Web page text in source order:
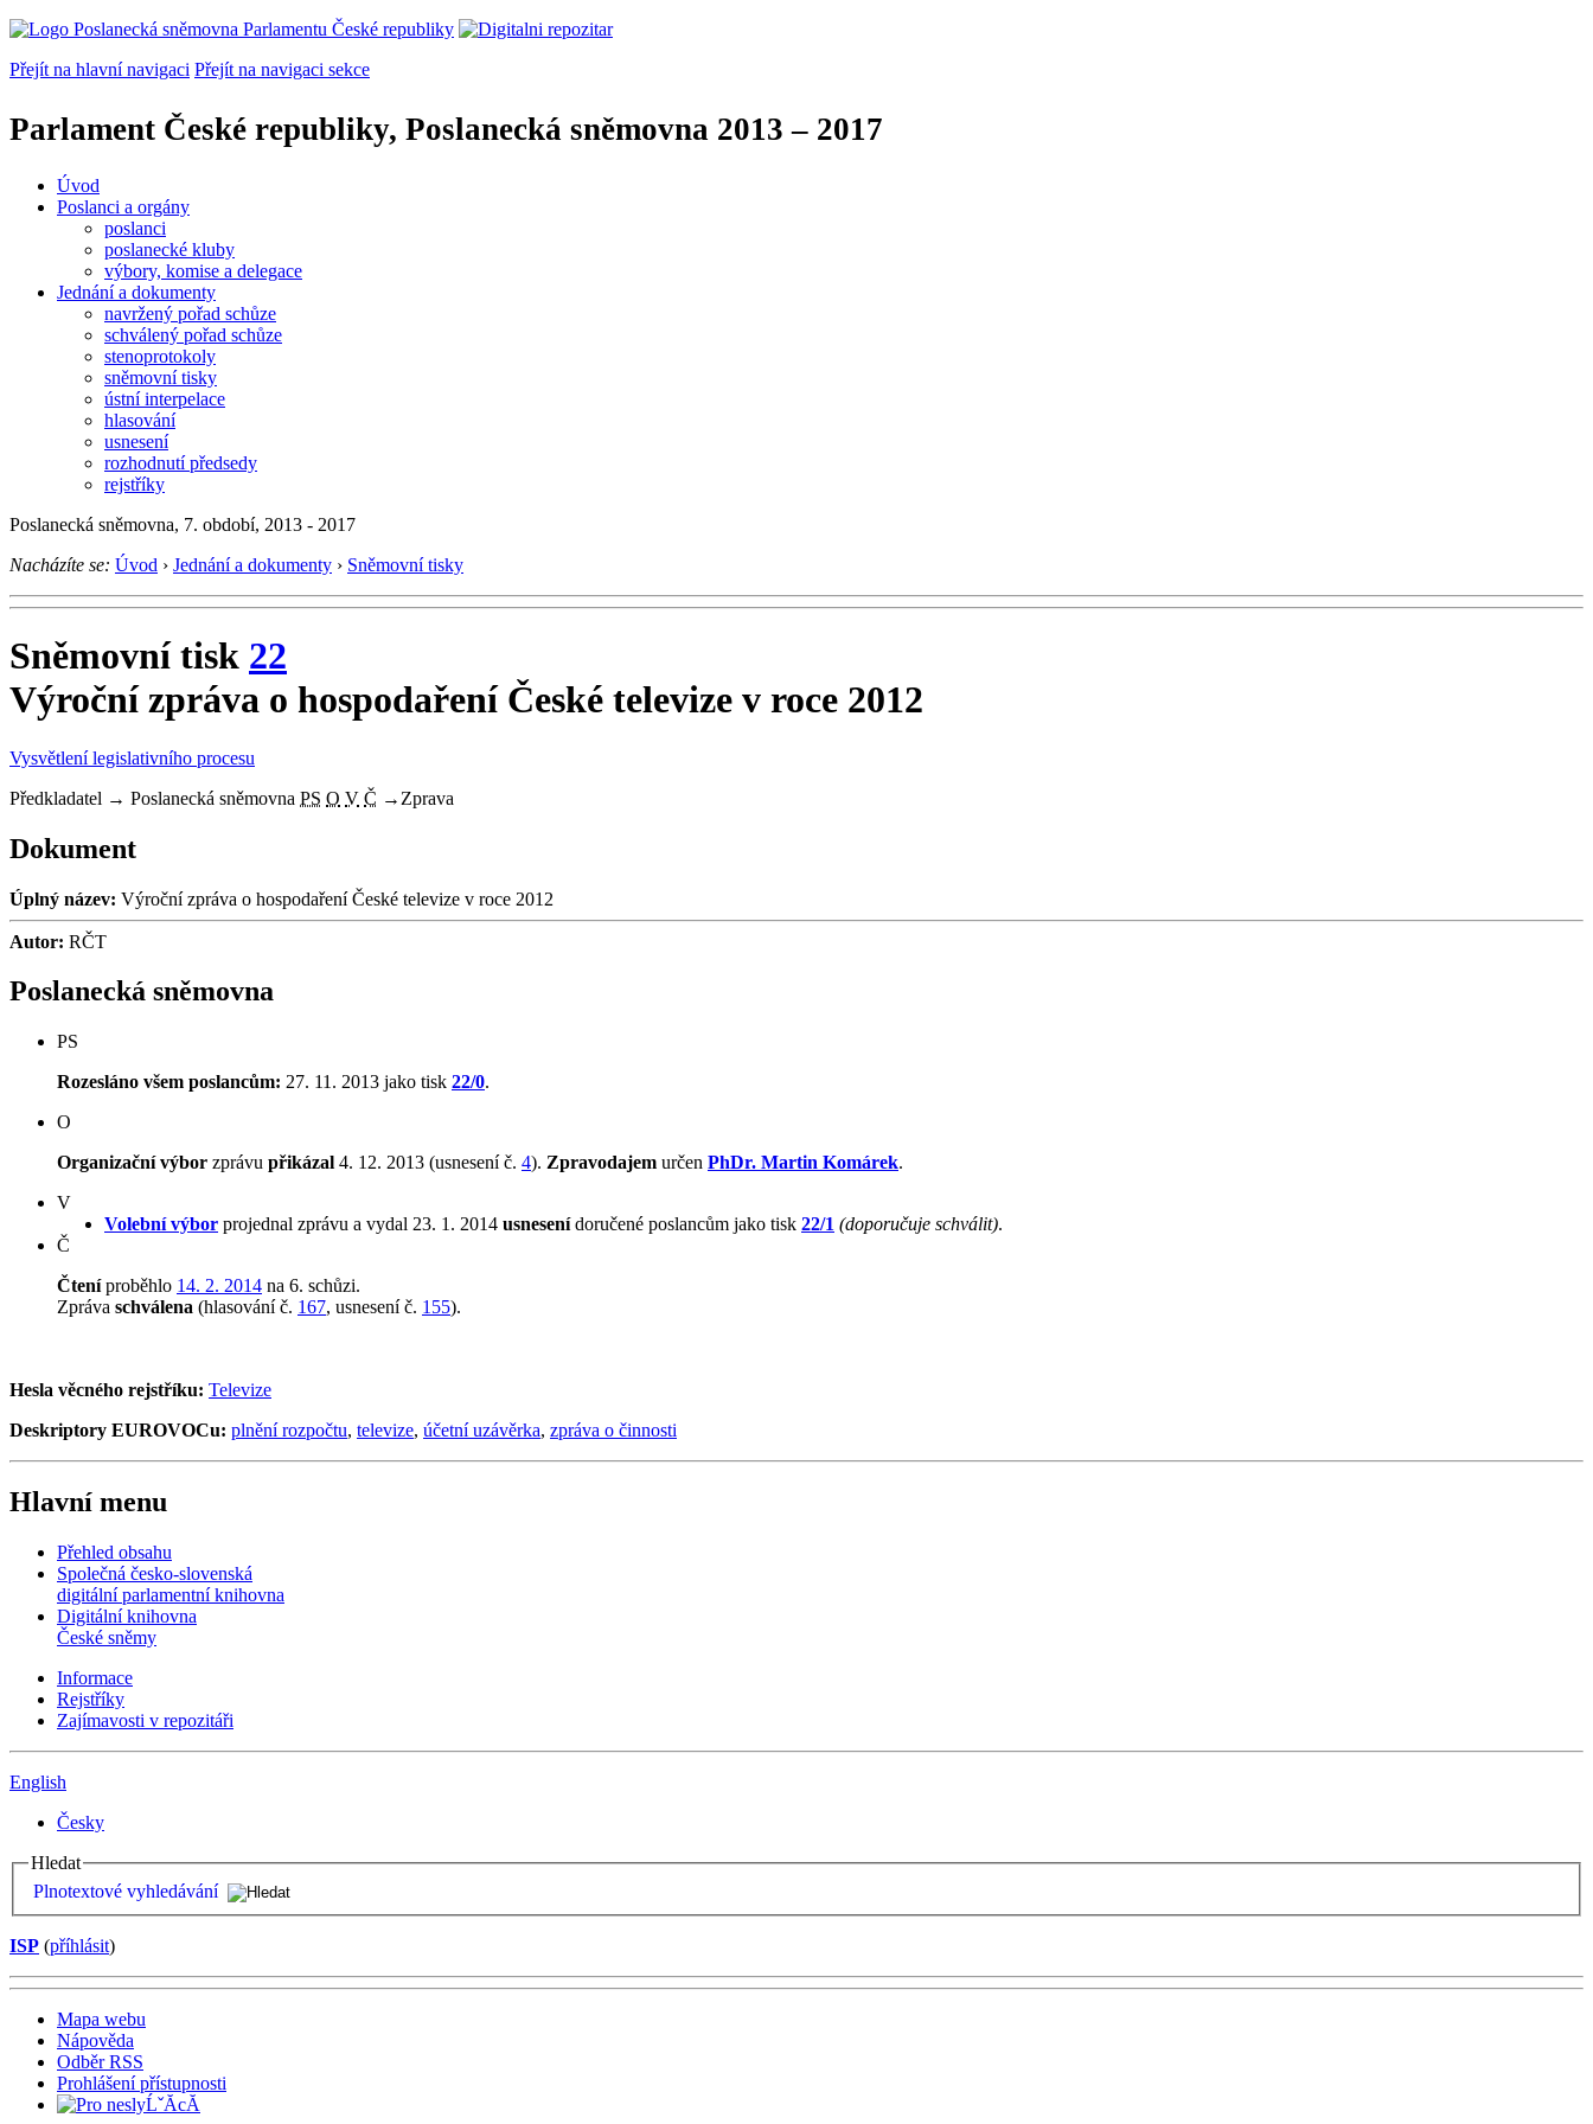
Přejít na hlavní navigaci Přejít na navigaci sekce
Parlament České republiky, Poslanecká sněmovna 2013 – 2017
Úvod
Poslanci a orgány
poslanci
poslanecké kluby
výbory, komise a delegace
Jednání a dokumenty
navržený pořad schůze
schválený pořad schůze
stenoprotokoly
sněmovní tisky
ústní interpelace
hlasování
usnesení
rozhodnutí předsedy
rejstříky
Poslanecká sněmovna, 7. období, 2013 - 2017
Nacházíte se: Úvod › Jednání a dokumenty › Sněmovní tisky
Sněmovní tisk 22
Výroční zpráva o hospodaření České televize v roce 2012
Vysvětlení legislativního procesu
Předkladatel → Poslanecká sněmovna PS O V Č → Zprava
Dokument
Úplný název: Výroční zpráva o hospodaření České televize v roce 2012
Autor: RČT
Poslanecká sněmovna
PS
Rozesláno všem poslancům: 27. 11. 2013 jako tisk 22/0.
O
Organizační výbor zprávu přikázal 4. 12. 2013 (usnesení č. 4). Zpravodajem určen PhDr. Martin Komárek.
V
Volební výbor projednal zprávu a vydal 23. 1. 2014 usnesenídoručené poslancům jako tisk 22/1 (doporučuje schválit).
Č
Čteníproběhlo 14. 2. 2014 na 6. schůzi.
Zpráva schválena (hlasování č. 167, usnesení č. 155).
Hesla věcného rejstříku: Televize
Deskriptory EUROVOCu: plnění rozpočtu, televize, účetní uzávěrka, zpráva o činnosti
Hlavní menu
Přehled obsahu
Společná česko-slovenská
digitální parlamentní knihovna
Digitální knihovna
České sněmy
Informace
Rejstříky
Zajímavosti v repozitáři
English
Česky
Hledat
Plnotextové vyhledávání
ISP (příhlásit)
Mapa webu
Nápověda
Odběr RSS
Prohlášení přístupnosti